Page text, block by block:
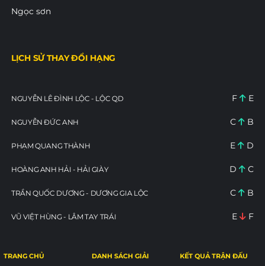
Ngọc sơn
LỊCH SỬ THAY ĐỔI HẠNG
NGUYỄN LÊ ĐÌNH LỘC - LỘC QD F E
NGUYỄN ĐỨC ANH C B
PHẠM QUANG THÀNH E D
HOÀNG ANH HẢI - HẢI GIÀY D C
TRẦN QUỐC DƯƠNG - DƯƠNG GIA LỘC C B
VŨ VIỆT HÙNG - LÂM TAY TRÁI E F
TRANG CHỦ DANH SÁCH GIẢI KẾT QUẢ TRẬN ĐẤU